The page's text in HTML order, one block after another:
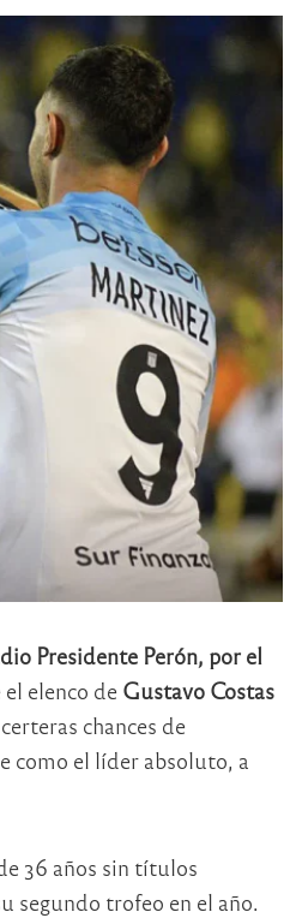
Presidente Perón, por el
elenco deGustavo Costas
chances de
como el líder absoluto, a
36 años sin títulos
segundo trofeo en el año.